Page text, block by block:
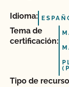
Idioma:
Tema de
certificación:
Tipo de